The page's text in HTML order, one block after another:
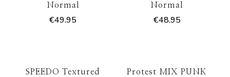
Normal
€49.95
Normal
€48.95
SPEEDO Textured
Protest MIX PUNK